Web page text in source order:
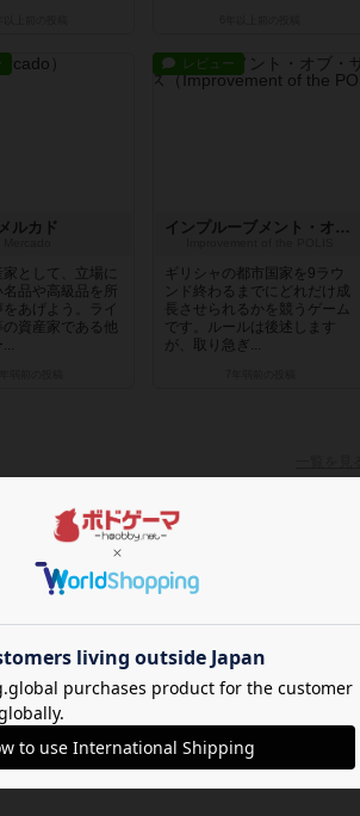
メルカド
として、立場に
品や高級品を所
あげよう。ライ
資産家である他
レビュー
インプルーブメント・オブ・ザ・ポリス
ギリシャの都市国家を9ラウ
ンド終わるまでにどれだけ成
長させられるかを競うゲーム
です。ルールは後述します
が、取り急ぎ...
一覧を見る